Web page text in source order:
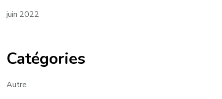
juin 2022
Catégories
Autre